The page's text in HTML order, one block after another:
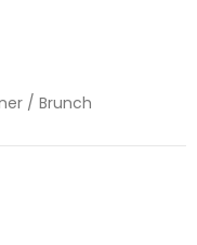
/ Brunch